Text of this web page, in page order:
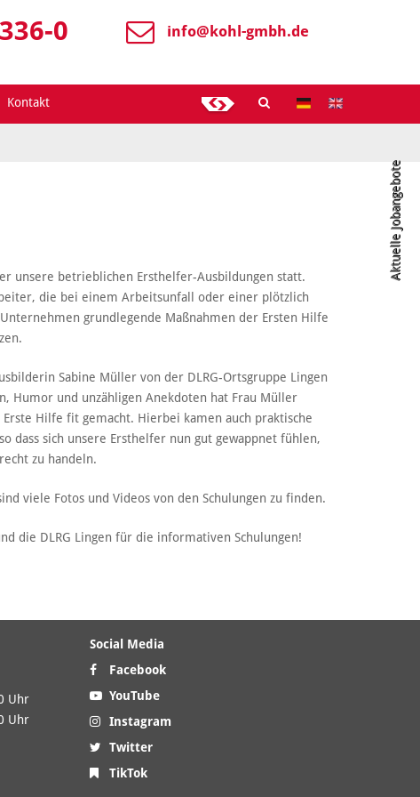
info@ kohl-gmbh.de
0
Kontakt
Aktuelle Jobangebote
unsere betrieblichen Ersthelfer-Ausbildungen statt.
die bei einem Arbeitsunfall oder einer plötzlich
grundlegende Maßnahmen der Ersten Hilfe
Sabine Müller von der DLRG-Ortsgruppe Lingen
Humor und unzähligen Anekdoten hat Frau Müller
Hilfe fit gemacht. Hierbei kamen auch praktische
dass sich unsere Ersthelfer nun gut gewappnet fühlen,
zu handeln.
viele Fotos und Videos von den Schulungen zu finden.
die DLRG Lingen für die informativen Schulungen!
Uhr
Uhr
Social Media
Facebook
YouTube
Instagram
Twitter
TikTok